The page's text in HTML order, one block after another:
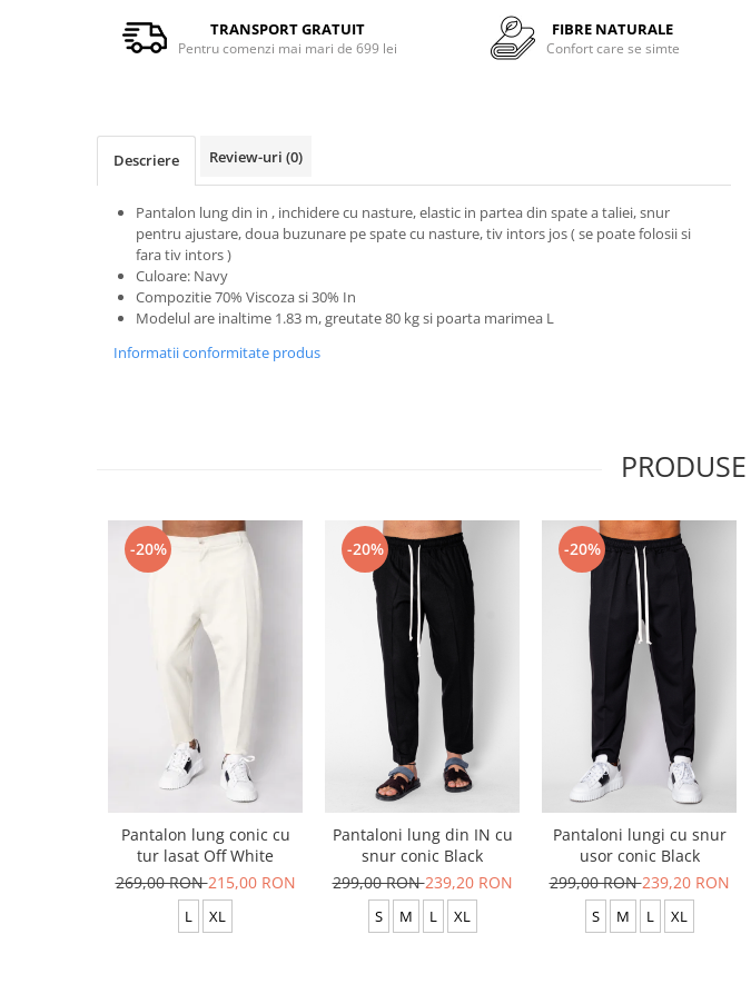
TRANSPORT GRATUIT
Pentru comenzi mai mari de 699 lei
FIBRE NATURALE
Confort care se simte
Descriere Review-uri (0)
Pantalon lung din in , inchidere cu nasture, elastic in partea din spate a taliei, snur
pentru ajustare, doua buzunare pe spate cu nasture, tiv intors jos ( se poate folosii si
fara tiv intors )
Culoare: Navy
Compozitie 70% Viscoza si 30% In
Modelul are inaltime 1.83 m, greutate 80 kg si poarta marimea L
Informatii conformitate produs
-20%
Pantalon lung conic cu
tur lasat Off White
269,00 RON215,00 RON
L XL
-20%
Pantaloni lung din IN cu
snur conic Black
299,00 RON239,20 RON
S M L XL
-20%
Pantaloni lungi cu snur
usor conic Black
299,00 RON239,20 RON
S M L XL